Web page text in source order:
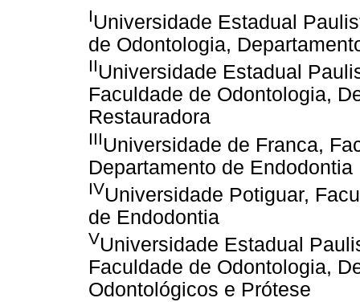
IUniversidade Estadual
de Odontologia,
IIUniversidade Estadual
Faculdade de Odontologia,
Restauradora
IIIUniversidade de Franca,
Departamento de Endodontia
IVUniversidade Potiguar,
de Endodontia
VUniversidade Estadual
Faculdade de Odontologia,
Odontológicos e Prótese